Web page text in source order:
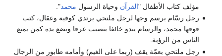
مؤلف كتاب الأطفال "القرآن وحياة الرسول محمد".
رجل رسّام يرسم وجها لرجل ملتحي يرتدي كوفية وعقال، كتب
فوقها محمد، والرسام يبدو خائفا يتصبب عرقا ويضع يده كمن يمنع
الناس من الرؤية.
رجل ملتحي بعمّة يقف (ربما على الغيم) وأمامه طابور من الرجال